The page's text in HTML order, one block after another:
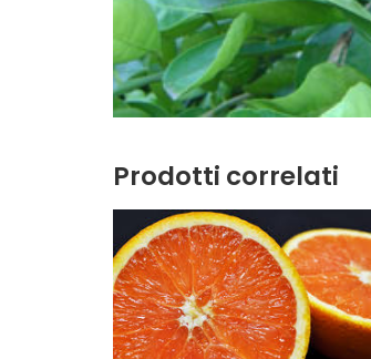
Prodotti correlati